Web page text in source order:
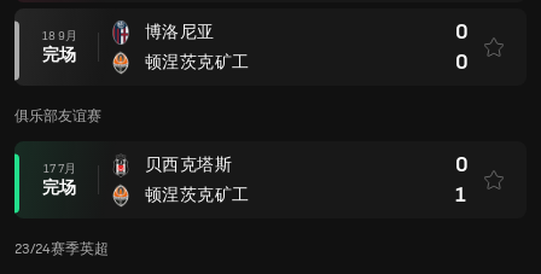
18 9月
完场
博洛尼亚
顿涅茨克矿工
0
0
俱乐部友谊赛
17 7月
完场
贝西克塔斯
顿涅茨克矿工
0
1
23/24赛季英超